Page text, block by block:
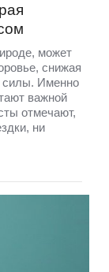
может
снижая
силы. Именно
важной
отмечают,
ни